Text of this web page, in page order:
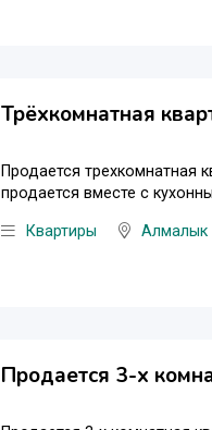
Трёхкомнатная
Продается трехкомнатная
продается вместе с
Квартиры Алмалык
Продается 3-х